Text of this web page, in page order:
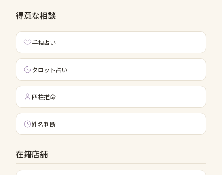
得意な相談
手相占い
タロット占い
四柱推命
姓名判断
在籍店舗